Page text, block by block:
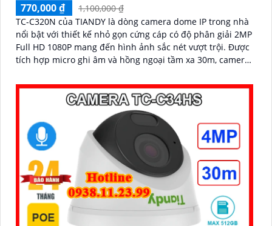
770,000 ₫
1,100,000 ₫
TC-C320N của TIANDY là dòng camera dome IP trong nhà
nổi bật với thiết kế nhỏ gọn cứng cáp có độ phân giải 2MP
Full HD 1080P mang đến hình ảnh sắc nét vượt trội. Được
tích hợp micro ghi âm và hồng ngoại tầm xa 30m, camera